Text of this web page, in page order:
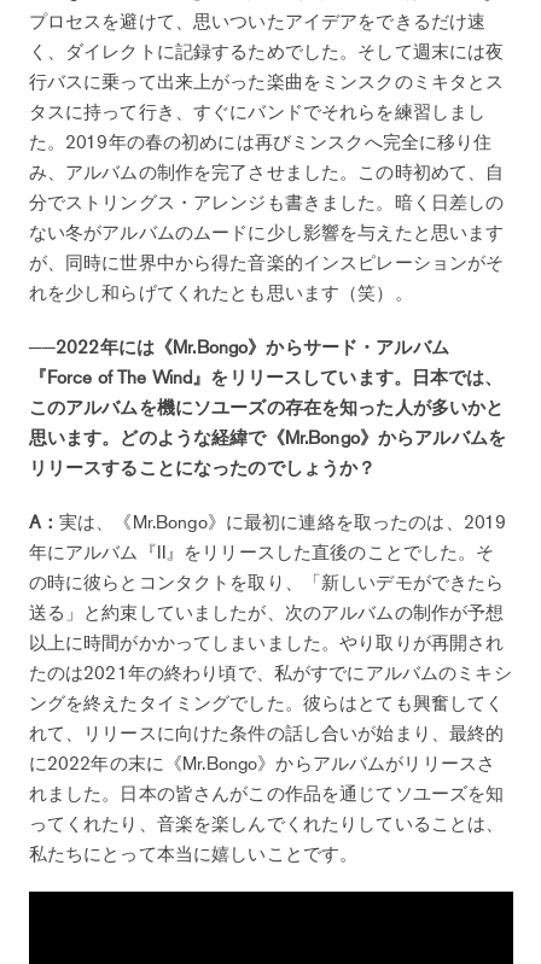
プロセスを避けて、思いついたアイデアをできるだけ速
く、ダイレクトに記録するためでした。そして週末には夜
行バスに乗って出来上がった楽曲をミンスクのミキタとス
タスに持って行き、すぐにバンドでそれらを練習しまし
た。2019年の春の初めには再びミンスクへ完全に移り住
み、アルバムの制作を完了させました。この時初めて、自
分でストリングス・アレンジも書きました。暗く日差しの
ない冬がアルバムのムードに少し影響を与えたと思います
が、同時に世界中から得た音楽的インスピレーションがそ
れを少し和らげてくれたとも思います（笑）。
──2022年には《Mr.Bongo》からサード・アルバム
『Force of The Wind』をリリースしています。日本では、
このアルバムを機にソユーズの存在を知った人が多いかと
思います。どのような経緯で《Mr.Bongo》からアルバムを
リリースすることになったのでしょうか？
A：実は、《Mr.Bongo》に最初に連絡を取ったのは、2019
年にアルバム『II』をリリースした直後のことでした。そ
の時に彼らとコンタクトを取り、「新しいデモができたら
送る」と約束していましたが、次のアルバムの制作が予想
以上に時間がかかってしまいました。やり取りが再開され
たのは2021年の終わり頃で、私がすでにアルバムのミキシ
ングを終えたタイミングでした。彼らはとても興奮してく
れて、リリースに向けた条件の話し合いが始まり、最終的
に2022年の末に《Mr.Bongo》からアルバムがリリースさ
れました。日本の皆さんがこの作品を通じてソユーズを知
ってくれたり、音楽を楽しんでくれたりしていることは、
私たちにとって本当に嬉しいことです。